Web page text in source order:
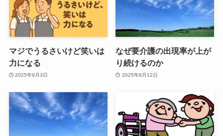
マジでうるさいけど笑いは
力になる
2025年9月3日
なぜ要介護の出現率が上が
り続けるのか
2025年8月12日